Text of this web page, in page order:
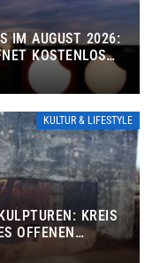
IM AUGUST 2026:
KOSTENLOS
KULTUR & LIFESTYLE
KREIS
OFFENEN